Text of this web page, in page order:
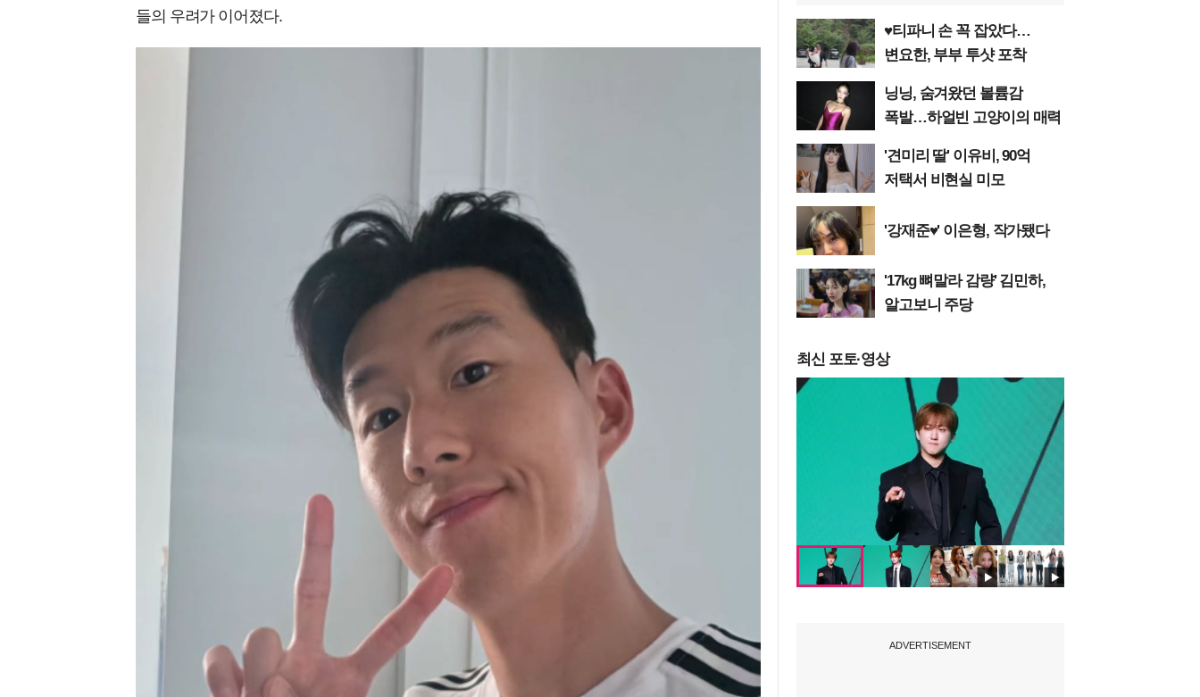
들의 우려가 이어졌다.
♥티파니 손 꼭 잡았다…
변요한, 부부 투샷 포착
닝닝, 숨겨왔던 볼륨감
폭발…하얼빈 고양이의 매력
'견미리 딸' 이유비, 90억
저택서 비현실 미모
'강재준♥' 이은형, 작가됐다
'17kg 뼈말라 감량' 김민하,
알고보니 주당
최신 포토·영상
ADVERTISEMENT